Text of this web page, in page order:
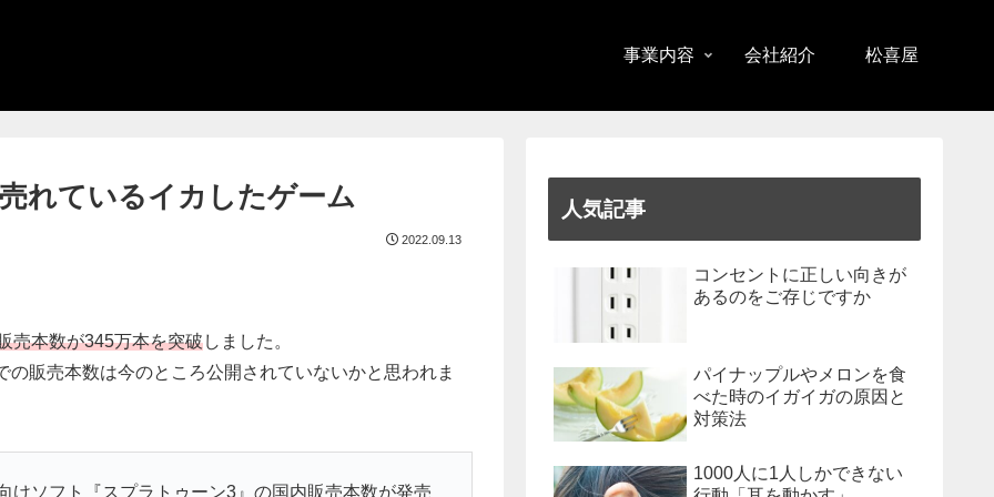
事業内容 会社紹介 松喜屋
れているイカしたゲーム
2022.09.13
売本数が345万本を突破しました。
の販売本数は今のところ公開されていないかと思われま
ソフト『スプラトゥーン3』の国内販売本数が発売
人気記事
コンセントに正しい向きが
あるのをご存じですか
パイナップルやメロンを食
べた時のイガイガの原因と
対策法
1000人に1人しかできない